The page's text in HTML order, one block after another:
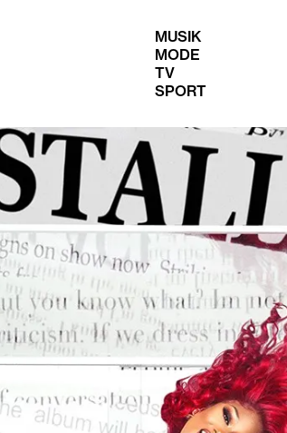
MUSIK
MODE
TV
SPORT